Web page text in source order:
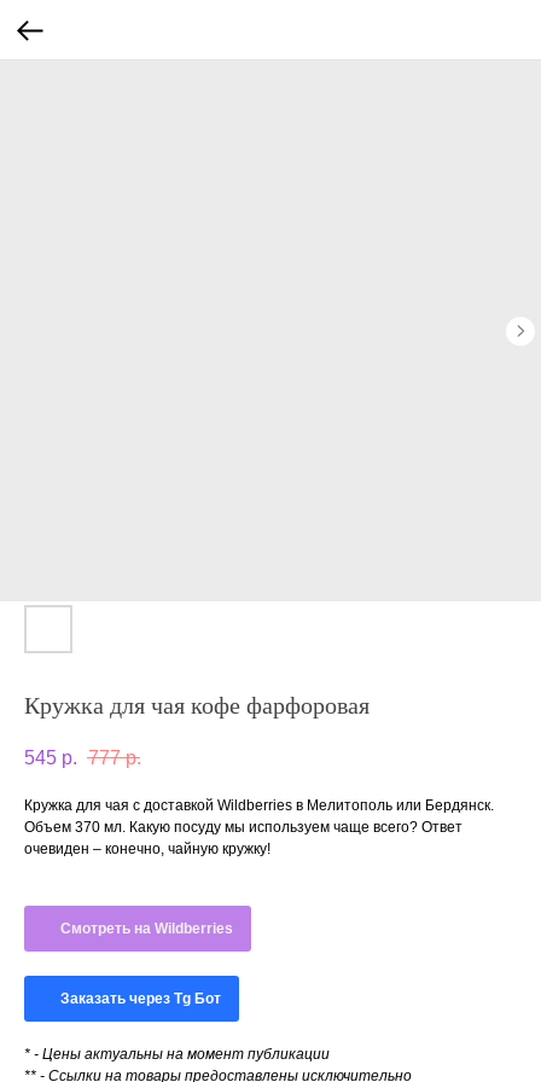
Кружка для чая кофе фарфоровая
545 р. 777 р.
Кружка для чая с доставкой Wildberries в Мелитополь или Бердянск.
Объем 370 мл. Какую посуду мы используем чаще всего? Ответ
очевиден – конечно, чайную кружку!
Смотреть на Wildberries
Заказать через Tg Бот
* - Цены актуальны на момент публикации
** - Ссылки на товары предоставлены исключительно